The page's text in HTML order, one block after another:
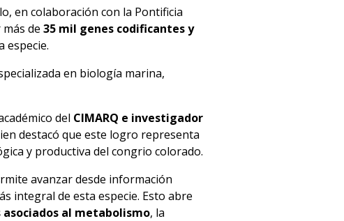
en colaboración con la Pontificia
de 35 mil genes codificantes y
especie.
en biología marina,
del CIMARQ e investigador
destacó que este logro representa
y productiva del congrio colorado.
avanzar desde información
integral de esta especie. Esto abre
al metabolismo, la